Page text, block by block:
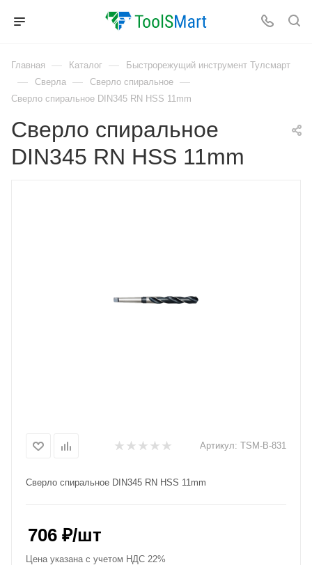
Главная — Каталог — Быстрорежущий инструмент Тулсмарт
— Сверла — Сверло спиральное —
Сверло спиральное DIN345 RN HSS 11mm
Сверло спиральное
DIN345 RN HSS 11mm
Артикул: TSM-B-831
Сверло спиральное DIN345 RN HSS 11mm
706 ₽/шт
Цена указана с учетом НДС 22%